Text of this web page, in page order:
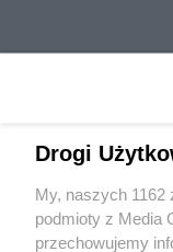
Wydawca mediów
Drogi
My, naszych 1162
podmioty z Media
przechowujemy